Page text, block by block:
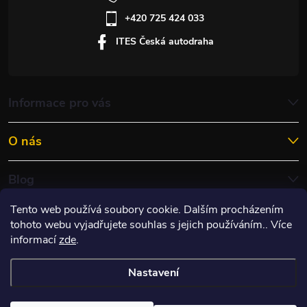
Tento web používá soubory cookie. Dalším procházením
tohoto webu vyjadřujete souhlas s jejich používáním.. Více
informacízde.
Nastavení
Informace pro vás
O nás
Blog
+420 725 424 033
ITES Česká autodraha